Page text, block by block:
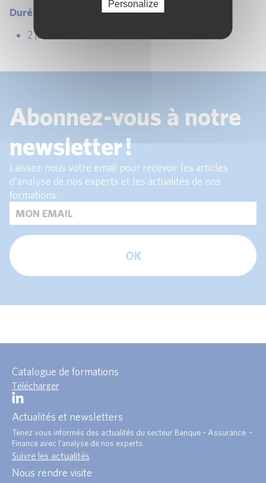
Durée :
2 jours.
Abonnez-vous à notre
newsletter !
Laissez-nous votre email pour recevoir les articles
d'analyse de nos experts et les actualités de nos
formations.
OK
Catalogue de formations
Télécharger
Actualités et newsletters
Tenez vous informés des actualités du secteur Banque – Assurance –
Finance avec l’analyse de nos experts.
Suivre les actualités
Nous rendre visite
Personalize